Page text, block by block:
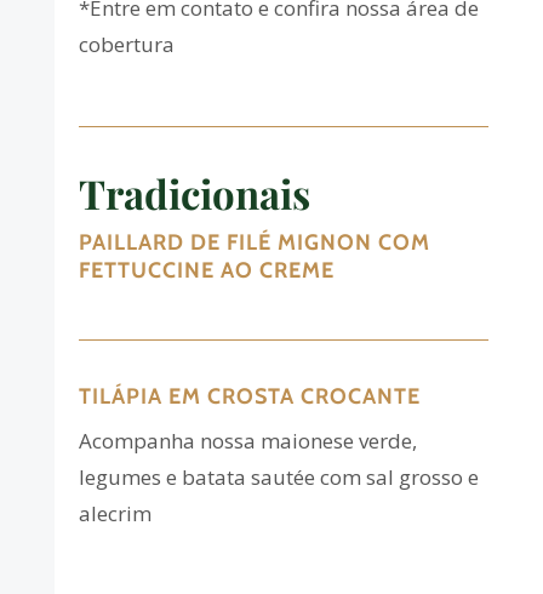
*Entre em contato e confira nossa área de
cobertura
Tradicionais
PAILLARD DE FILÉ MIGNON COM
FETTUCCINE AO CREME
TILÁPIA EM CROSTA CROCANTE
Acompanha nossa maionese verde,
legumes e batata sautée com sal grosso e
alecrim